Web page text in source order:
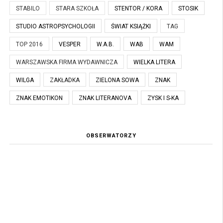
STABILO STARA SZKOŁA STENTOR / KORA STOSIK
STUDIO ASTROPSYCHOLOGII ŚWIAT KSIĄŻKI TAG
TOP 2016 VESPER W.A.B. WAB WAM
WARSZAWSKA FIRMA WYDAWNICZA WIELKA LITERA
WILGA ZAKŁADKA ZIELONA SOWA ZNAK
ZNAK EMOTIKON ZNAK LITERANOVA ZYSK I S-KA
OBSERWATORZY